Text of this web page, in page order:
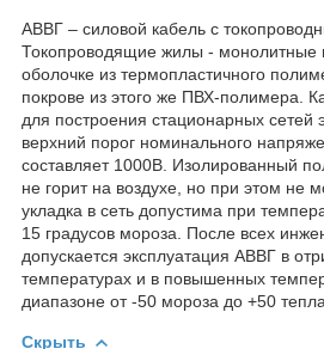
АВВГ – силовой кабель с
Токопроводящие жилы - монолитные
оболочке из термопластичного
покрове из этого же ПВХ-полимера.
для построения стационарных сетей
верхний порог номинального
составляет 1000В. Изолированный
не горит на воздухе, но при этом не
укладка в сеть допустима при
15 градусов мороза. После всех
допускается эксплуатация АВВГ в
температурах и в повышенных
диапазоне от -50 мороза до +50 тепла.
Скрыть